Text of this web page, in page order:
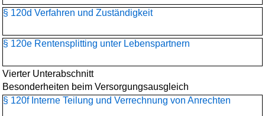
§ 120d Verfahren und Zuständigkeit
§ 120e Rentensplitting unter Lebenspartnern
Vierter Unterabschnitt
Besonderheiten beim Versorgungsausgleich
§ 120f Interne Teilung und Verrechnung von Anrechten